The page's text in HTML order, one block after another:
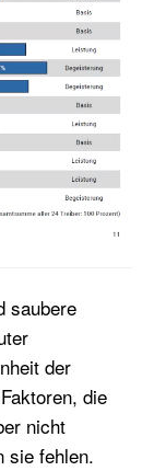
saubere
der
die
nicht
sie fehlen.